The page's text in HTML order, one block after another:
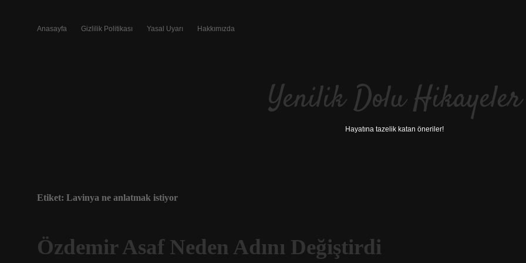
Anasayfa Gizlilik Politikası Yasal Uyarı Hakkımızda
Yenilik Dolu Hikayeler
Hayatına tazelik katan öneriler!
Etiket: Lavinya ne anlatmak istiyor
Özdemir Asaf Neden Adını Değiştirdi